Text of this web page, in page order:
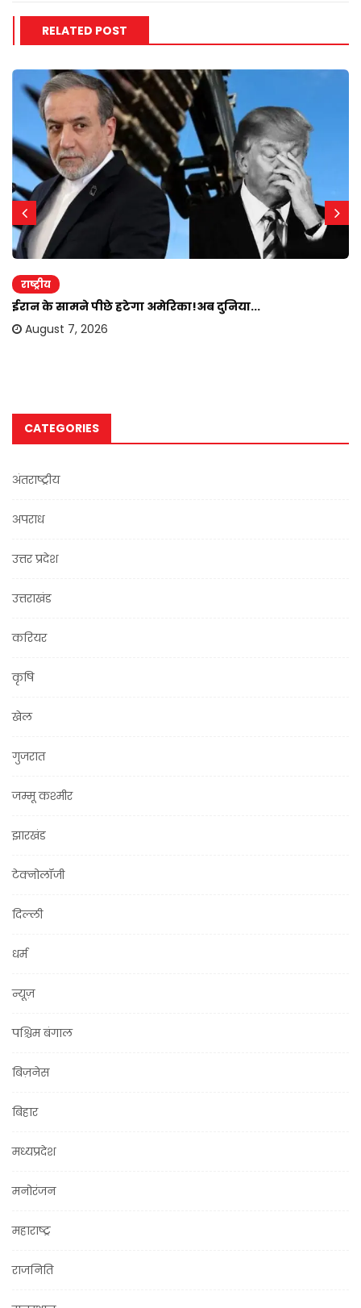
RELATED POST
राष्ट्रीय
ईरान के सामने पीछे हटेगा अमेरिका!अब दुनिया...
August 7, 2026
CATEGORIES
अंतराष्ट्रीय
अपराध
उत्तर प्रदेश
उत्तराखंड
करियर
कृषि
खेल
गुजरात
जम्मू कश्मीर
झारखंड
टेक्नोलॉजी
दिल्ली
धर्म
न्यूज़
पश्चिम बंगाल
बिज़नेस
बिहार
मध्यप्रदेश
मनोरंजन
महाराष्ट्र
राजनिति